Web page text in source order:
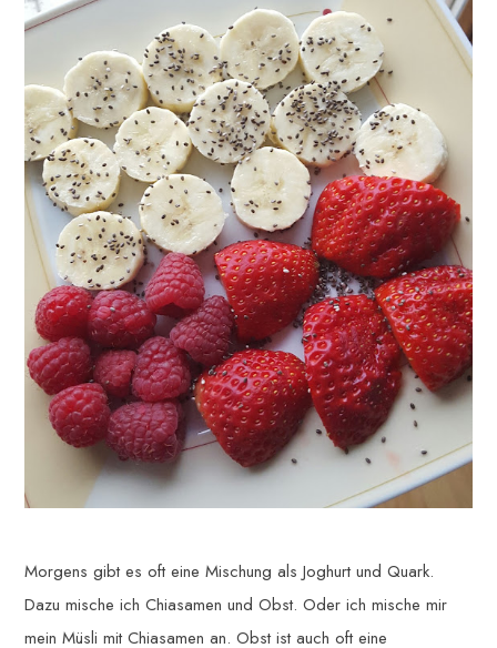
Morgens gibt es oft eine Mischung als Joghurt und Quark.
Dazu mische ich Chiasamen und Obst. Oder ich mische mir
mein Müsli mit Chiasamen an. Obst ist auch oft eine